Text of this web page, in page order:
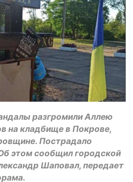
разгромили Аллею
на кладбище в Покрове,
Пострадало
этом сообщил городской
Шаповал, передает